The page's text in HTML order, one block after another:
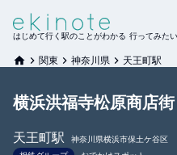
はじめて行く駅のことがわかる 行ってみた
関東 神奈川県 天王町駅
横浜洪福寺松原商店街
天王町駅
神奈川県横浜市保土ケ谷区